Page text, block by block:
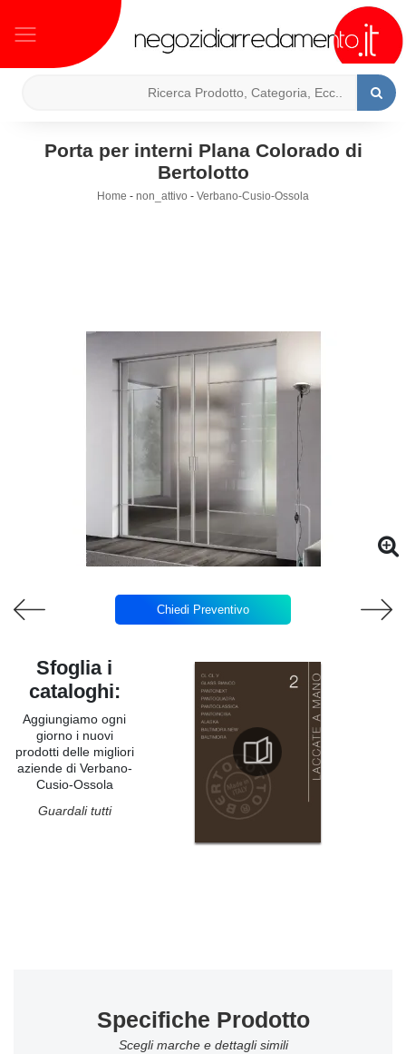
Porta per interni Plana Colorado di
Bertolotto
Home - non_attivo - Verbano-Cusio-Ossola
Chiedi Preventivo
Sfoglia i
cataloghi:
Aggiungiamo ogni
giorno i nuovi
prodotti delle migliori
aziende di Verbano-
Cusio-Ossola
Guardali tutti
Specifiche Prodotto
Scegli marche e dettagli simili